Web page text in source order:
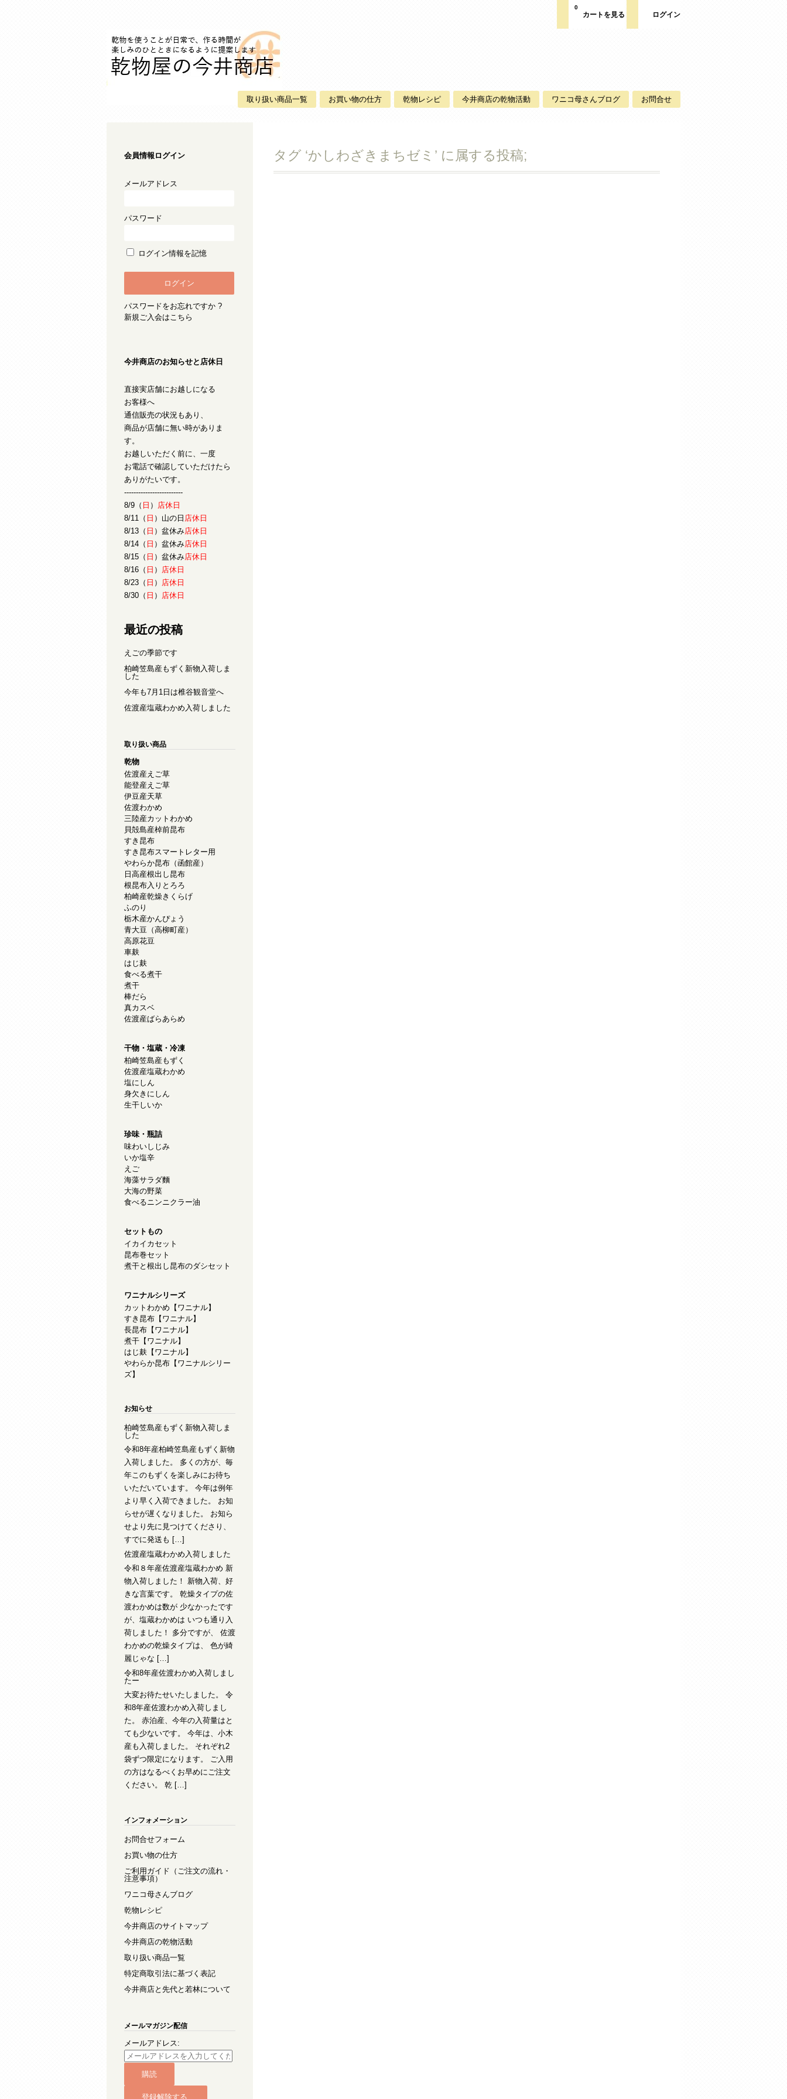
カートを見る
0
ログイン
取り扱い商品一覧 お買い物の仕方 乾物レシピ 今井商店の乾物活動 ワニコ母さんブログ お問合せ
タグ ‘かしわざきまちゼミ’ に属する投稿;
会員情報ログイン
メールアドレス
パスワード
ログイン情報を記憶
パスワードをお忘れですか ?
新規ご入会はこちら
今井商店のお知らせと店休日
直接実店舗にお越しになる
お客様へ
通信販売の状況もあり、
商品が店舗に無い時がありま
す。
お越しいただく前に、一度
お電話で確認していただけたら
ありがたいです。
-------------------------
8/9（ 日 ） 店休日
8/11（ 日 ）山の日 店休日
8/13（ 日 ）盆休み店休日
8/14（ 日 ）盆休み店休日
8/15（ 日 ）盆休み店休日
8/16（ 日 ） 店休日
8/23（ 日 ） 店休日
8/30（ 日 ） 店休日
最近の投稿
えごの季節です
柏崎笠島産もずく新物入荷しま
した
今年も7月1日は椎谷観音堂へ
佐渡産塩蔵わかめ入荷しました
取り扱い商品
乾物
佐渡産えご草
能登産えご草
伊豆産天草
佐渡わかめ
三陸産カットわかめ
貝殻島産棹前昆布
すき昆布
すき昆布スマートレター用
やわらか昆布（函館産）
日高産根出し昆布
根昆布入りとろろ
柏崎産乾燥きくらげ
ふのり
栃木産かんぴょう
青大豆（高柳町産）
高原花豆
車麸
はじ麸
食べる煮干
煮干
棒だら
真カスベ
佐渡産ばらあらめ
干物・塩蔵・冷凍
柏崎笠島産もずく
佐渡産塩蔵わかめ
塩にしん
身欠きにしん
生干しいか
珍味・瓶詰
味わいしじみ
いか塩辛
えご
海藻サラダ麵
大海の野菜
食べるニンニクラー油
セットもの
イカイカセット
昆布巻セット
煮干と根出し昆布のダシセット
ワニナルシリーズ
カットわかめ【ワニナル】
すき昆布【ワニナル】
長昆布【ワニナル】
煮干【ワニナル】
はじ麸【ワニナル】
やわらか昆布【ワニナルシリー
ズ】
お知らせ
柏崎笠島産もずく新物入荷しま
した
令和8年産柏崎笠島産もずく新物
入荷しました。 多くの方が、毎
年このもずくを楽しみにお待ち
いただいています。 今年は例年
より早く入荷できました。 お知
らせが遅くなりました。 お知ら
せより先に見つけてくださり、
すでに発送も […]
佐渡産塩蔵わかめ入荷しました
令和８年産佐渡産塩蔵わかめ 新
物入荷しました！ 新物入荷、好
きな言葉です。 乾燥タイプの佐
渡わかめは数が 少なかったです
が、塩蔵わかめは いつも通り入
荷しました！ 多分ですが、 佐渡
わかめの乾燥タイプは、 色が綺
麗じゃな […]
令和8年産佐渡わかめ入荷しまし
たー
大変お待たせいたしました。 令
和8年産佐渡わかめ入荷しまし
た。 赤泊産、今年の入荷量はと
ても少ないです。 今年は、小木
産も入荷しました。 それぞれ2
袋ずつ限定になります。 ご入用
の方はなるべくお早めにご注文
ください。 乾 […]
インフォメーション
お問合せフォーム
お買い物の仕方
ご利用ガイド（ご注文の流れ・
注意事項）
ワニコ母さんブログ
乾物レシピ
今井商店のサイトマップ
今井商店の乾物活動
取り扱い商品一覧
特定商取引法に基づく表記
今井商店と先代と若林について
メールマガジン配信
メールアドレス: